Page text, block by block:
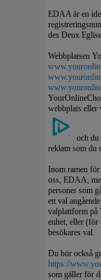
EDAA är en
des Deux
Webbplatsen
webbplats
och du
reklam som du
Inom ramen för
oss, EDAA,
personer som
ett val
valplattform på
enhet, eller (för
besökares val.
Du bör också
https://
som gäller för